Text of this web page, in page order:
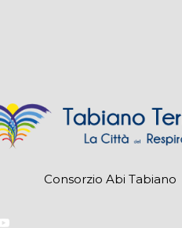
Consorzio Abi Tabiano